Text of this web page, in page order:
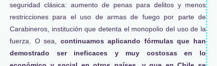
seguridad clásica: aumento de penas para delitos y menos
restricciones para el uso de armas de fuego por parte de
Carabineros, institución que detenta el monopolio del uso de la
fuerza. O sea,
continuamos aplicando fórmulas que han
demostrado ser ineficaces y muy costosas en lo